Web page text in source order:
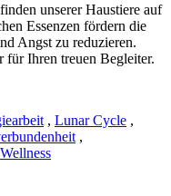
unserer Haustiere auf
Essenzen fördern die
Angst zu reduzieren.
für Ihren treuen Begleiter.
, Lunar Cycle ,
,
Wellness